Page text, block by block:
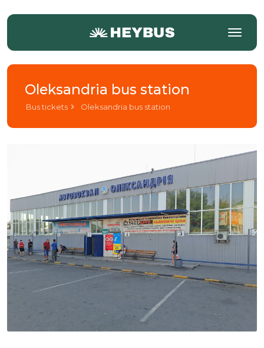
Oleksandria bus station
Bus tickets Oleksandria bus station